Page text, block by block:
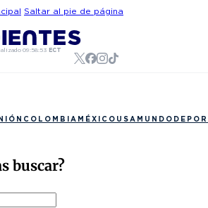
Saltar al pie de página
09:58:53 ECT
COLOMBIA MÉXICO USA MUNDO
buscar?